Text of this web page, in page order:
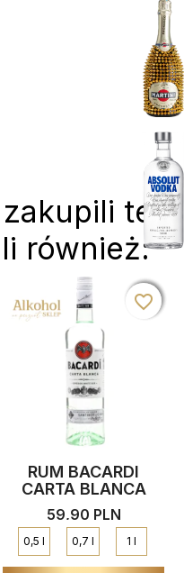
ten
również:
RUM BACARDI
CARTA BLANCA
59,90 PLN
0,5 l 0,7 l 1 l
favorite_border
favorite_border
favorite_border